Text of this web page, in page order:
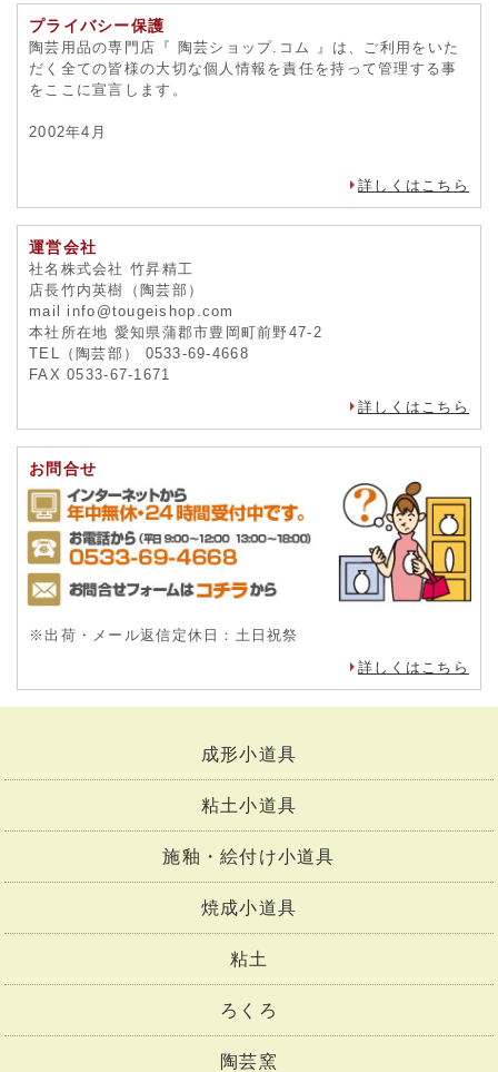
プライバシー保護
陶芸用品の専門店『 陶芸ショップ.コム 』は、ご利用をいた
だく全ての皆様の大切な個人情報を責任を持って管理する事
をここに宣言します。
2002年4月
詳しくはこちら
運営会社
社名株式会社 竹昇精工
店長竹内英樹（陶芸部）
mail info@tougeishop.com
本社所在地 愛知県蒲郡市豊岡町前野47-2
TEL（陶芸部） 0533-69-4668
FAX 0533-67-1671
詳しくはこちら
お問合せ
※出荷・メール返信定休日：土日祝祭
詳しくはこちら
成形小道具
粘土小道具
施釉・絵付け小道具
焼成小道具
粘土
ろくろ
陶芸窯